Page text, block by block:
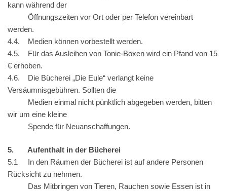
kann während der
Öffnungszeiten vor Ort oder per Telefon vereinbart
werden.
4.4. Medien können vorbestellt werden.
4.5. Für das Ausleihen von Tonie-Boxen wird ein Pfand von 15
€ erhoben.
4.6. Die Bücherei „Die Eule“ verlangt keine
Versäumnisgebühren. Sollten die
Medien einmal nicht pünktlich abgegeben werden, bitten
wir um eine kleine
Spende für Neuanschaffungen.
5. Aufenthalt in der Bücherei
5.1 In den Räumen der Bücherei ist auf andere Personen
Rücksicht zu nehmen.
Das Mitbringen von Tieren, Rauchen sowie Essen ist in